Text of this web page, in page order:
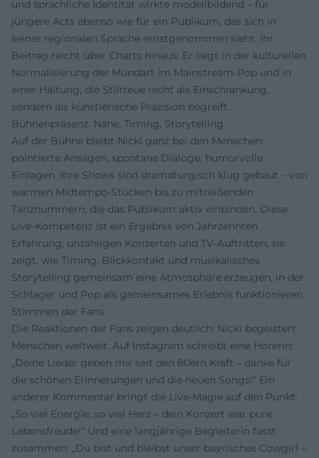
und sprachliche Identität wirkte modellbildend – für
jüngere Acts ebenso wie für ein Publikum, das sich in
seiner regionalen Sprache ernstgenommen sieht. Ihr
Beitrag reicht über Charts hinaus: Er liegt in der kulturellen
Normalisierung der Mundart im Mainstream-Pop und in
einer Haltung, die Stiltreue nicht als Einschränkung,
sondern als künstlerische Präzision begreift.
Bühnenpräsenz: Nähe, Timing, Storytelling
Auf der Bühne bleibt Nicki ganz bei den Menschen:
pointierte Ansagen, spontane Dialoge, humorvolle
Einlagen. Ihre Shows sind dramaturgisch klug gebaut – von
warmen Midtempo-Stücken bis zu mitreißenden
Tanznummern, die das Publikum aktiv einbinden. Diese
Live-Kompetenz ist ein Ergebnis von Jahrzehnten
Erfahrung, unzähligen Konzerten und TV-Auftritten; sie
zeigt, wie Timing, Blickkontakt und musikalisches
Storytelling gemeinsam eine Atmosphäre erzeugen, in der
Schlager und Pop als gemeinsames Erlebnis funktionieren.
Stimmen der Fans
Die Reaktionen der Fans zeigen deutlich: Nicki begeistert
Menschen weltweit. Auf Instagram schreibt eine Hörerin:
„Deine Lieder geben mir seit den 80ern Kraft – danke für
die schönen Erinnerungen und die neuen Songs!“ Ein
anderer Kommentar bringt die Live-Magie auf den Punkt:
„So viel Energie, so viel Herz – dein Konzert war pure
Lebensfreude!“ Und eine langjährige Begleiterin fasst
zusammen: „Du bist und bleibst unser bayrisches Cowgirl –